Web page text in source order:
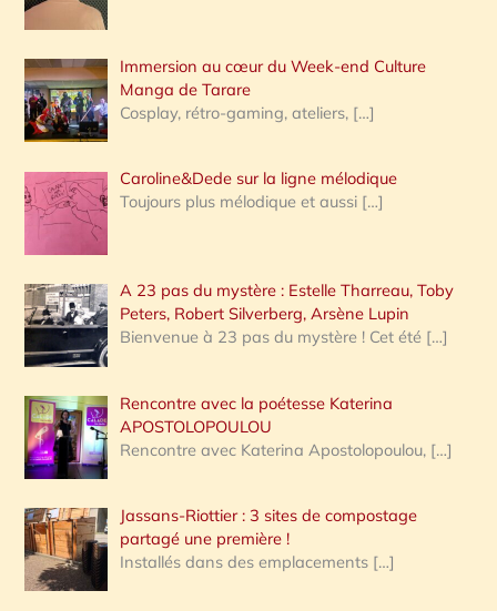
:
Immersion au cœur du Week-end Culture
Manga de Tarare
Cosplay, rétro-gaming, ateliers, […]
Caroline&Dede sur la ligne mélodique
Toujours plus mélodique et aussi […]
A 23 pas du mystère : Estelle Tharreau, Toby
Peters, Robert Silverberg, Arsène Lupin
Bienvenue à 23 pas du mystère ! Cet été […]
Rencontre avec la poétesse Katerina
APOSTOLOPOULOU
Rencontre avec Katerina Apostolopoulou, […]
Jassans-Riottier : 3 sites de compostage
partagé une première !
Installés dans des emplacements […]